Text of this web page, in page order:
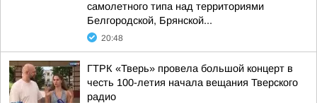
самолетного типа над территориями
Белгородской, Брянской...
20:48
ГТРК «Тверь» провела большой концерт в
честь 100-летия начала вещания Тверского
радио